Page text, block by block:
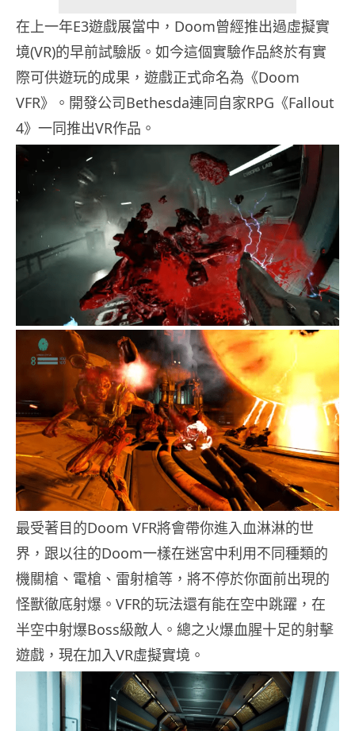
在上一年E3遊戲展當中，Doom曾經推出過虛擬實
境(VR)的早前試驗版。如今這個實驗作品終於有實
際可供遊玩的成果，遊戲正式命名為《Doom
VFR》。開發公司Bethesda連同自家RPG《Fallout
4》一同推出VR作品。
最受著目的Doom VFR將會帶你進入血淋淋的世
界，跟以往的Doom一樣在迷宮中利用不同種類的
機關槍、電槍、雷射槍等，將不停於你面前出現的
怪獸徹底射爆。VFR的玩法還有能在空中跳躍，在
半空中射爆Boss級敵人。總之火爆血腥十足的射擊
遊戲，現在加入VR虛擬實境。